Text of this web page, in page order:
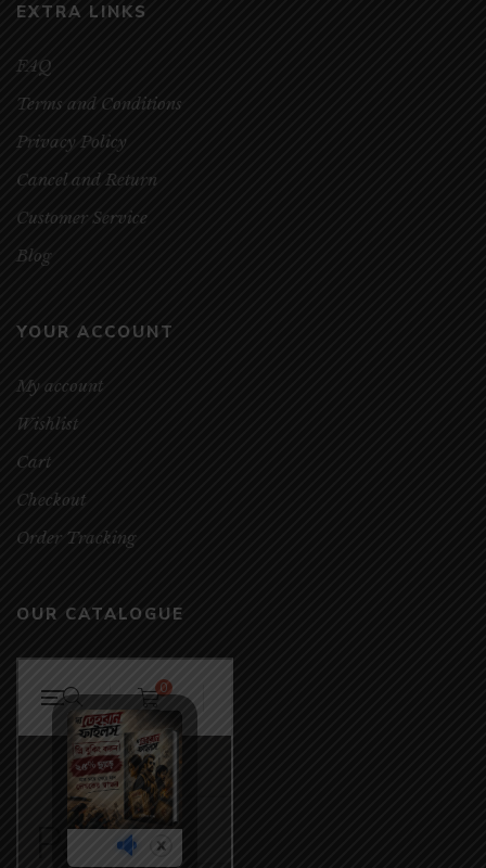
EXTRA LINKS
FAQ
Terms and Conditions
Privacy Policy
Cancel and Return
Customer Service
Blog
YOUR ACCOUNT
My account
Wishlist
Cart
Checkout
Order Tracking
OUR CATALOGUE